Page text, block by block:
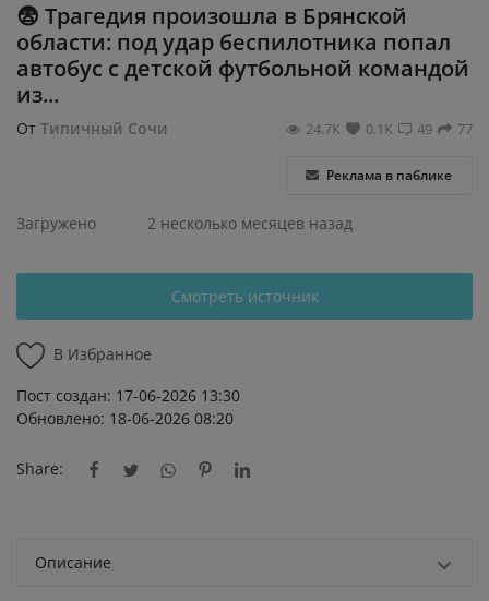
😨 Трагедия произошла в Брянской
области: под удар беспилотника попал
автобус с детской футбольной командой
из...
От Типичный Сочи 77
49
0.1К
24.7К
Реклама в паблике
Загружено 2 несколько месяцев назад
Смотреть источник
В Избранное
Пост создан: 17-06-2026 13:30
Обновлено: 18-06-2026 08:20
Share:
Описание